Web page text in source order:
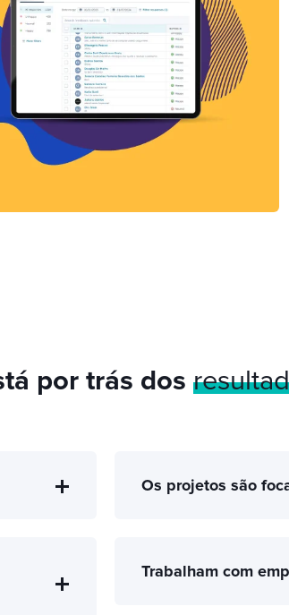
HUB, SALES HUB,
HUB
por trás dos
Os projetos são
Trabalham com